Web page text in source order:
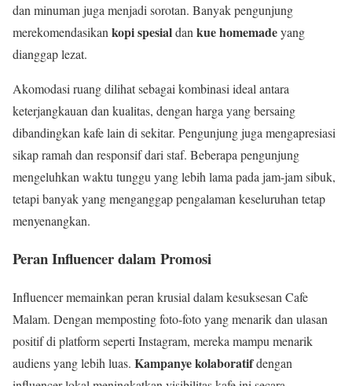
dan minuman juga menjadi sorotan. Banyak pengunjung
merekomendasikan kopi spesialdan kue homemadeyang
dianggap lezat.
Akomodasi ruang dilihat sebagai kombinasi ideal antara
keterjangkauan dan kualitas, dengan harga yang bersaing
dibandingkan kafe lain di sekitar. Pengunjung juga mengapresiasi
sikap ramah dan responsif dari staf. Beberapa pengunjung
mengeluhkan waktu tunggu yang lebih lama pada jam-jam sibuk,
tetapi banyak yang menganggap pengalaman keseluruhan tetap
menyenangkan.
Peran Influencer dalam Promosi
Influencer memainkan peran krusial dalam kesuksesan Cafe
Malam. Dengan memposting foto-foto yang menarik dan ulasan
positif di platform seperti Instagram, mereka mampu menarik
audiens yang lebih luas. Kampanye kolaboratifdengan